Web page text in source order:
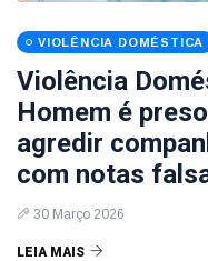
VIOLÊNCIA DOMÉSTICA
Violência
Homem é
agredir
com notas
30 Março 2026
LEIA MAIS